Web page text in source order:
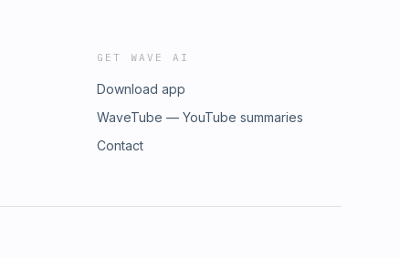
GET WAVE AI
Download app
WaveTube — YouTube summaries
Contact